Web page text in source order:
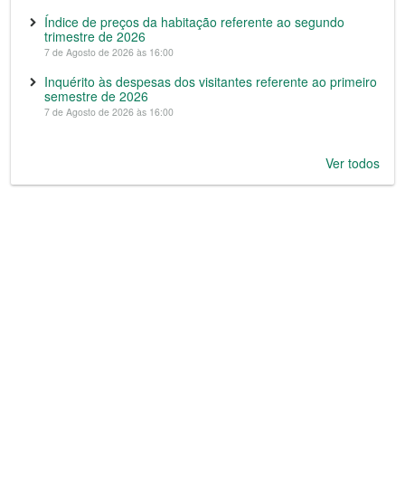
Índice de preços da habitação referente ao segundo
trimestre de 2026
7 de Agosto de 2026 às 16:00
Inquérito às despesas dos visitantes referente ao primeiro
semestre de 2026
7 de Agosto de 2026 às 16:00
Ver todos